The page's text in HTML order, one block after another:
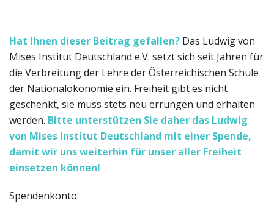
Hat Ihnen dieser Beitrag gefallen? Das Ludwig von
Mises Institut Deutschland e.V. setzt sich seit Jahren für
die Verbreitung der Lehre der Österreichischen Schule
der Nationalökonomie ein. Freiheit gibt es nicht
geschenkt, sie muss stets neu errungen und erhalten
werden. Bitte unterstützen Sie daher das Ludwig
von Mises Institut Deutschland mit einer Spende,
damit wir uns weiterhin für unser aller Freiheit
einsetzen können!
Spendenkonto: